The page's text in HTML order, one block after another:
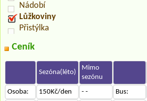
Nádobí
Lůžkoviny
Přistýlka
Ceník
Sezóna(léto)
Mimo
sezónu
Osoba:
150Kč/den - - Bus: